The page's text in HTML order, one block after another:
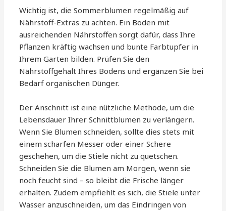
Wichtig ist, die Sommerblumen regelmäßig auf
Nährstoff-Extras zu achten. Ein Boden mit
ausreichenden Nährstoffen sorgt dafür, dass Ihre
Pflanzen kräftig wachsen und bunte Farbtupfer in
Ihrem Garten bilden. Prüfen Sie den
Nährstoffgehalt Ihres Bodens und ergänzen Sie bei
Bedarf organischen Dünger.
Der Anschnitt ist eine nützliche Methode, um die
Lebensdauer Ihrer Schnittblumen zu verlängern.
Wenn Sie Blumen schneiden, sollte dies stets mit
einem scharfen Messer oder einer Schere
geschehen, um die Stiele nicht zu quetschen.
Schneiden Sie die Blumen am Morgen, wenn sie
noch feucht sind – so bleibt die Frische länger
erhalten. Zudem empfiehlt es sich, die Stiele unter
Wasser anzuschneiden, um das Eindringen von